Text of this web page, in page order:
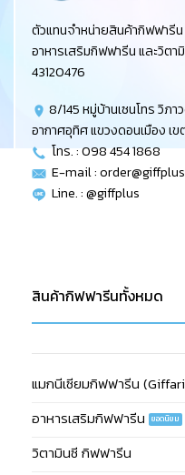
ตัวแทนจำหน่ายสินค้ากิฟฟารี
อาหารเสริมกิฟฟารีน และวิต
43120476
8/145 หมู่บ้านเซนโทร วิภ
อากาศอุทิศ แขวงดอนเมือง เ
โทร. : 098 454 1868
E-mail :
Line. : @giffplus
สินค้ากิฟฟารีนทั้งหมด
แมกนีเซียมกิฟฟารีน
อาหารเสริมกิฟฟารีน
วิตามินซี กิฟฟารีน